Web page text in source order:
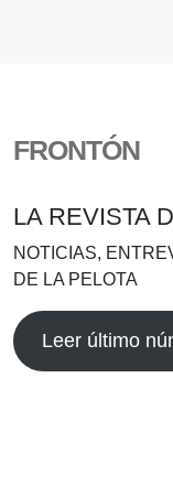
FRONTÓN
LA REVISTA
NOTICIAS,
DE LA PELOTA
Leer último